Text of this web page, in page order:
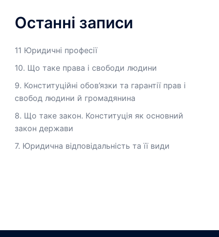
Останні записи
11 Юридичні професії
10. Що таке права і свободи людини
9. Конституційні обов’язки та гарантії прав і
свобод людини й громадянина
8. Що таке закон. Конституція як основний
закон держави
7. Юридична відповідальність та її види